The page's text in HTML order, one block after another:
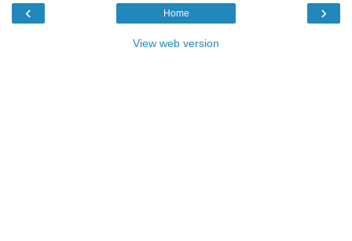
‹ ›
Home
View web version